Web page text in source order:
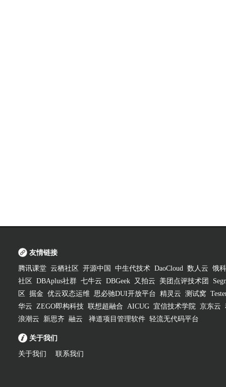
友情链接
腾讯课堂 云栖社区 开源中国 中生代技术 DaoCloud 数人云 饿
社区
DBAplus社群 七牛云 DBGeek 又拍云 美团点评技术团
区
掘金 优云双态运维 思必驰DUI开放平台 精灵云 测试窝
华云 ZEGO即构科技 联想超融合 AICUG 宜信技术学院 京东云
浪潮云
新思齐 融云 禅道项目管理软件 轻流无代码平台
关于我们
关于我们 联系我们